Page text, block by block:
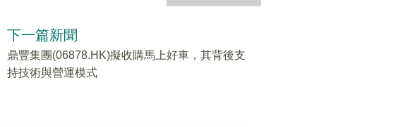
下一篇新聞
鼎豐集團(06878.HK)擬收購馬上好車，其背後支
持技術與營運模式